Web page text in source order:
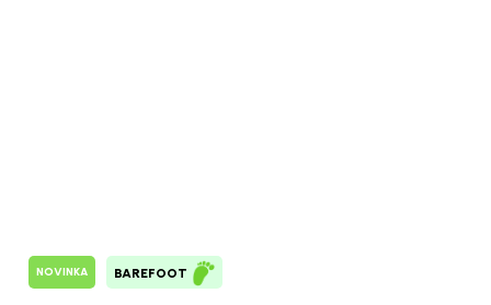
NOVINKA BAREFOOT